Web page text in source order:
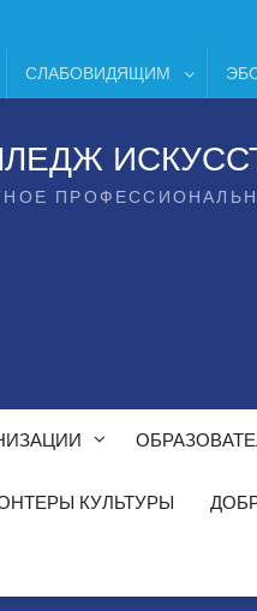
СЛАБОВИДЯЩИМ
КУЛЬТУРЫ